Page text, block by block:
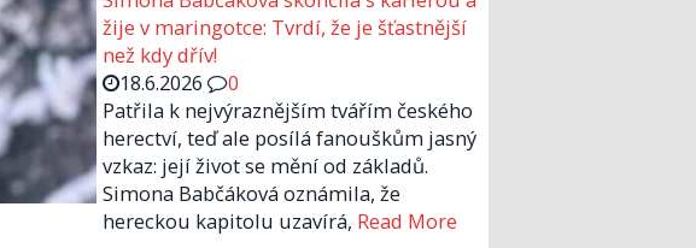
žije v maringotce: Tvrdí, že je šťastnější
než kdy dřív!
18.6.2026
0
Patřila k nejvýraznějším tvářím českého
herectví, teď ale posílá fanouškům jasný
vzkaz: její život se mění od základů.
Simona Babčáková oznámila, že
hereckou kapitolu uzavírá, Read More